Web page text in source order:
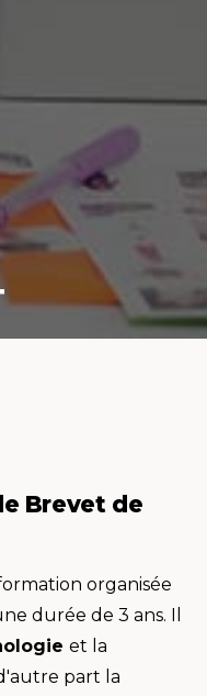
Brevet de
organisée
durée de 3 ans. Il
et la
part la